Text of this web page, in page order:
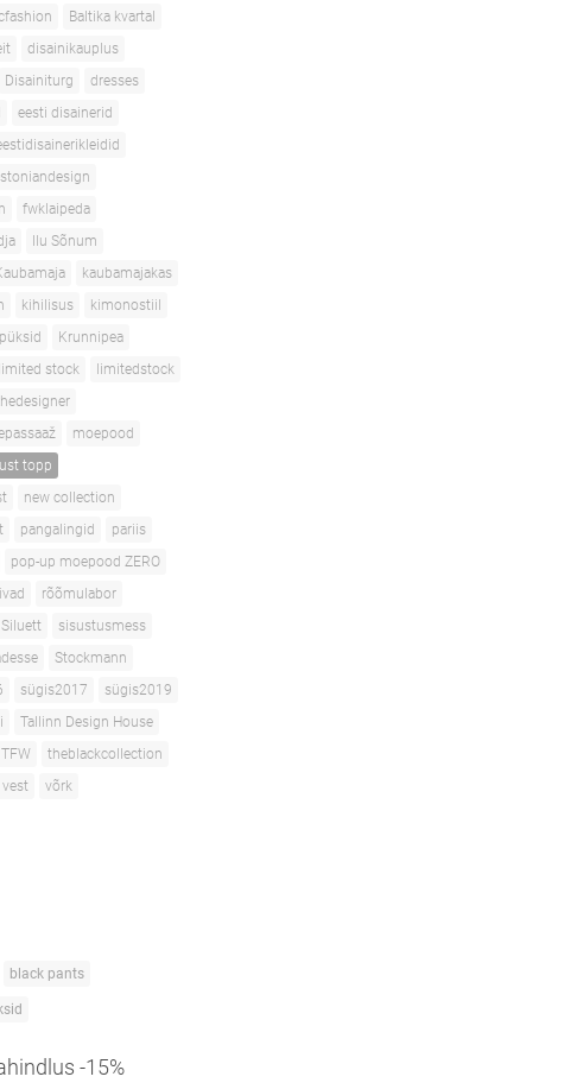
Baltika kvartal
disainikauplus
Disainiturg
dresses
eesti disainerid
fwklaipeda
Ilu Sõnum
kaubamajakas
kihilisus
kimonostiil
Krunnipea
limited stock
limitedstock
moepood
topp
new collection
pangalingid
pariis
pop-up moepood ZERO
rõõmulabor
Siluett
sisustusmess
Stockmann
sügis2017
sügis2019
Tallinn Design House
TFW
theblackcollection
vest
võrk
black pants
-15%